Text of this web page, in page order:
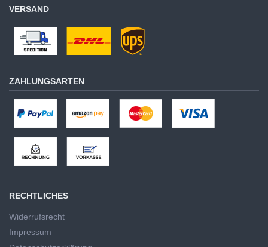
VERSAND
ZAHLUNGSARTEN
RECHTLICHES
Widerrufsrecht
Impressum